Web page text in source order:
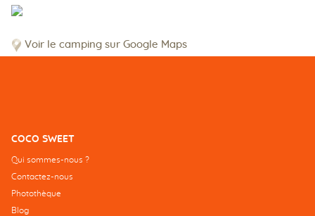
Voir le camping sur Google Maps
COCO SWEET
Qui sommes-nous ?
Contactez-nous
Photothèque
Blog